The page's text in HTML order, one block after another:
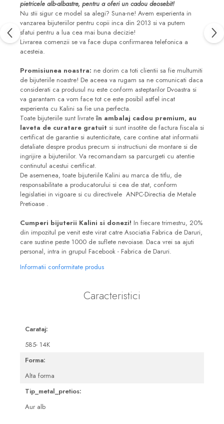
pietricele alb-albastre, pentru a oferi un cadou deosebit!
Nu stii sigur ce model sa alegi? Suna-ne! Avem experienta in
vanzarea bijuteriilor pentru copii inca din 2013 si va putem
sfatui pentru a lua cea mai buna decizie!
Livrarea comenzii se va face dupa confirmarea telefonica a
acesteia.
Promisiunea noastra: ne dorim ca toti clientii sa fie multumiti
de bijuteriile noastre! De aceea va rugam sa ne comunicati daca
considerati ca produsul nu este conform asteptarilor Dvoastra si
va garantam ca vom face tot ce este posibil astfel incat
experienta cu Kalini sa fie una perfecta.
Toate bijuteriile sunt livrateîn ambalaj cadou premium, au
laveta de curatare gratuit si sunt insotite de factura fiscala si
certificat de garantie si autenticitate, care contine atat informatii
detaliate despre produs precum si instructiuni de montare si de
ingrijire a bijuteriilor. Va recomandam sa parcurgeti cu atentie
continutul acestui certificat.
De asemenea, toate bijuteriile Kalini au marca de titlu, de
responsabilitate a producatorului si cea de stat, conform
legislatiei in vigoare si cu directivele ANPC-Directia de Metale
Pretioase .
Cumperi bijuterii Kalini si donezi! In fiecare trimestru, 20%
din impozitul pe venit este virat catre Asociatia Fabrica de Daruri,
care sustine peste 1000 de suflete nevoiase. Daca vrei sa ajuti
personal, intra in grupul Facebook - Fabrica de Daruri.
Informatii conformitate produs
Caracteristici
Carataj:
585- 14K
Forma:
Alta forma
Tip_metal_pretios:
Aur alb